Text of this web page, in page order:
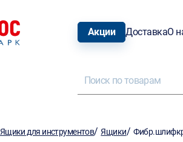
Акции ДоставкаО
Ящики для инструментов/Ящики/